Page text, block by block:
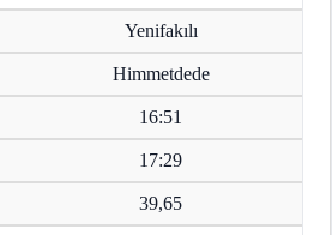
Yenifakılı
Himmetdede
16:51
17:29
39,65